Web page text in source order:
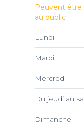
Peuvent être
au public
Lundi
Mardi
Mercredi
Du jeudi au
Dimanche